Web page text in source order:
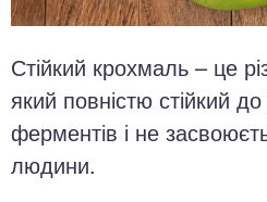
Стійкий крохмаль – це
який повністю стійкий
ферментів і не
людини.